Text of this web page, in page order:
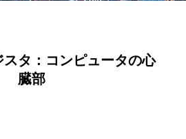
タ：コンピュータの心
臓部